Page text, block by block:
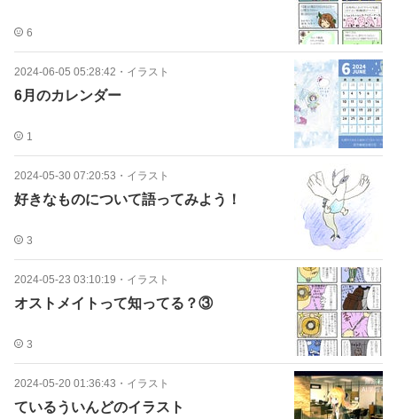
6
2024-06-05 05:28:42 ・ イラスト
6月のカレンダー
1
2024-05-30 07:20:53 ・ イラスト
好きなものについて語ってみよう！
3
2024-05-23 03:10:19 ・ イラスト
オストメイトって知ってる？③
3
2024-05-20 01:36:43 ・ イラスト
ているういんどのイラスト